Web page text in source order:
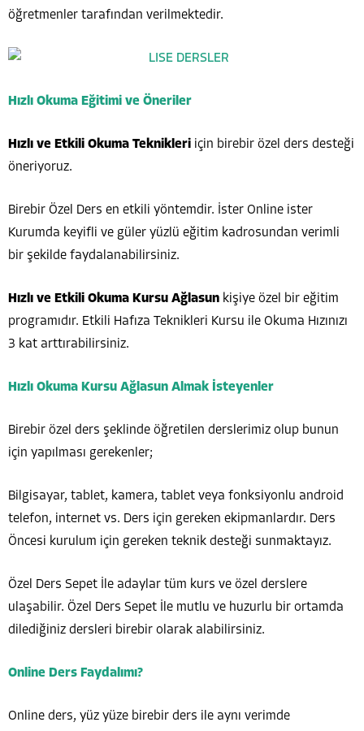
öğretmenler tarafından verilmektedir.
Hızlı Okuma Eğitimi ve Öneriler
Hızlı ve Etkili Okuma Teknikleri için birebir özel ders desteği
öneriyoruz.
Birebir Özel Ders en etkili yöntemdir. İster Online ister
Kurumda keyifli ve güler yüzlü eğitim kadrosundan verimli
bir şekilde faydalanabilirsiniz.
Hızlı ve Etkili Okuma Kursu Ağlasun kişiye özel bir eğitim
programıdır. Etkili Hafıza Teknikleri Kursu ile Okuma Hızınızı
3 kat arttırabilirsiniz.
Hızlı Okuma Kursu Ağlasun Almak İsteyenler
Birebir özel ders şeklinde öğretilen derslerimiz olup bunun
için yapılması gerekenler;
Bilgisayar, tablet, kamera, tablet veya fonksiyonlu android
telefon, internet vs. Ders için gereken ekipmanlardır. Ders
Öncesi kurulum için gereken teknik desteği sunmaktayız.
Özel Ders Sepet İle adaylar tüm kurs ve özel derslere
ulaşabilir. Özel Ders Sepet İle mutlu ve huzurlu bir ortamda
dilediğiniz dersleri birebir olarak alabilirsiniz.
Online Ders Faydalımı?
Online ders, yüz yüze birebir ders ile aynı verimde